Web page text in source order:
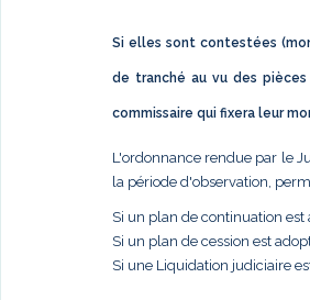
Si elles sont contestées
de tranché au vu des
commissaire qui fixera leur
L'ordonnance rendue par le
la période d'observation,
Si un plan de continuation
Si un plan de cession est
Si une Liquidation judiciaire